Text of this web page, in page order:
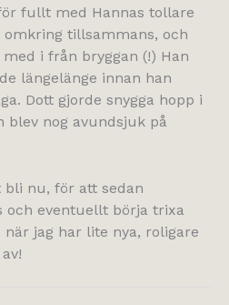
fullt med Hannas tollare
omkring tillsammans, och
i från bryggan (!) Han
längelänge innan han
Dott gjorde snygga hopp i
blev nog avundsjuk på
bli nu, för att sedan
och eventuellt börja trixa
jag har lite nya, roligare